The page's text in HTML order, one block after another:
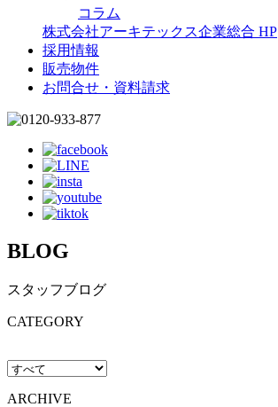
コラム
株式会社アーキテックス企業総合 HP
採用情報
販売物件
お問合せ・資料請求
BLOG
スタッフブログ
CATEGORY
ARCHIVE